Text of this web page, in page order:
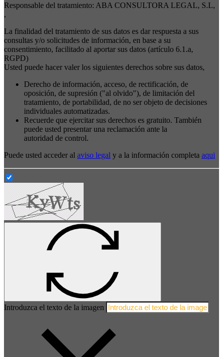
Responsable del tratamiento: ABA CONSULTORA LEGAL, S.L,
,
La finalidad del tratamiento de sus datos es dar respuesta a sus
consultas y/o solicitudes de información, en base a su
consentimiento, facilitado al aportar sus datos (artículo 6.1.a,
RGPD)
Usted puede hacer valer los siguientes derechos sobre sus datos,
Derecho de información, acceso, de rectificación, de
oposición, de supresión ("al olvido"), de limitación del
tratamiento, de portabilidad, de no ser objeto de decisiones
individuales automatizadas.
Recuerde que ejercitar sus derechos es gratuito. También
puede usted presentar una reclamación ante la
autoridad de control.
Puede usted acceder al aviso legal y a la información completa aqui
Introduzca el texto de la imagen